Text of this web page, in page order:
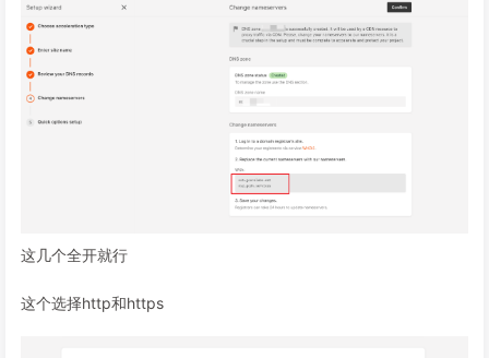
这几个全开就行
这个选择http和https